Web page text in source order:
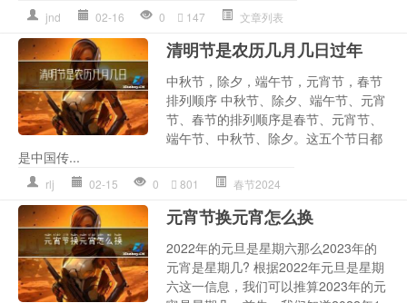
jnd 02-16 0 147 文章列表
清明节是农历几月几日过年
中秋节，除夕，端午节，元宵节，春节
排列顺序 中秋节、除夕、端午节、元宵
节、春节的排列顺序是春节、元宵节、
端午节、中秋节、除夕。这五个节日都
是中国传...
rlj 02-15 0 801 春节2024
元宵节换元宵怎么换
2022年的元旦是星期六那么2023年的
元宵是星期几? 根据2022年元旦是星期
六这一信息，我们可以推算2023年的元